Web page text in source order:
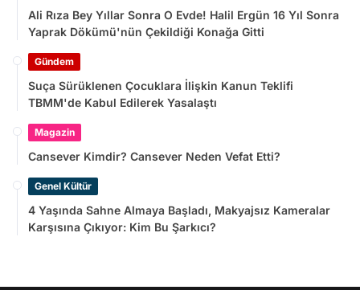
Ali Rıza Bey Yıllar Sonra O Evde! Halil Ergün 16 Yıl Sonra
Yaprak Dökümü'nün Çekildiği Konağa Gitti
Gündem
Suça Sürüklenen Çocuklara İlişkin Kanun Teklifi
TBMM'de Kabul Edilerek Yasalaştı
Magazin
Cansever Kimdir? Cansever Neden Vefat Etti?
Genel Kültür
4 Yaşında Sahne Almaya Başladı, Makyajsız Kameralar
Karşısına Çıkıyor: Kim Bu Şarkıcı?